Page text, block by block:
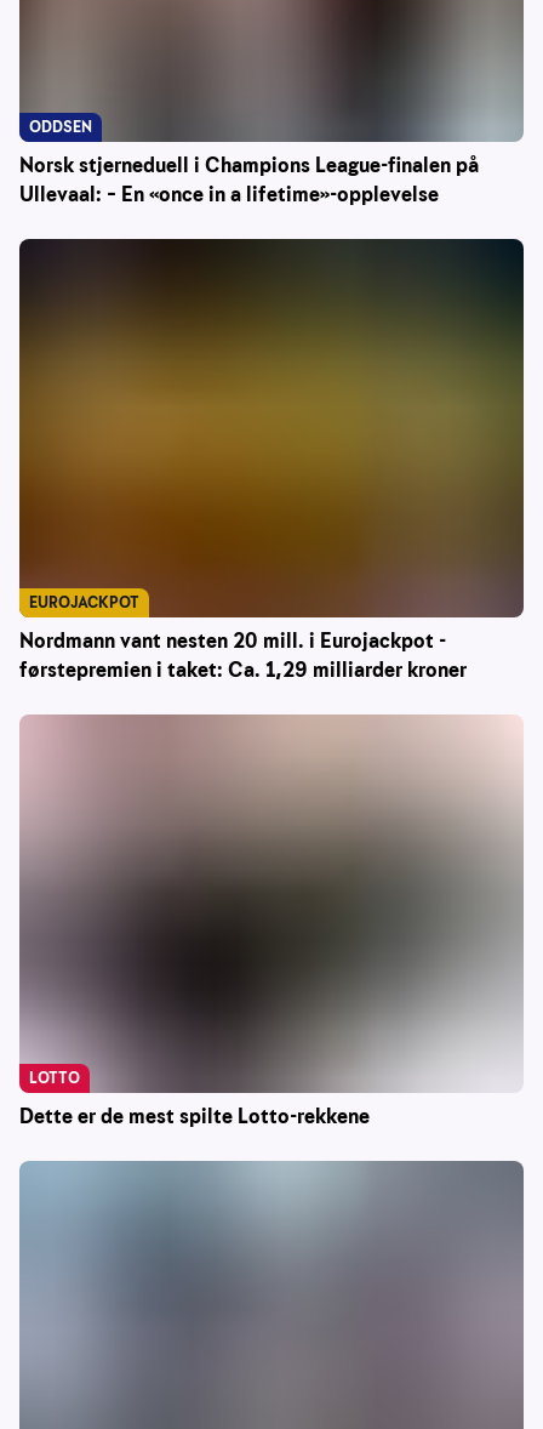
Norsk stjerneduell i Champions League-finalen på
Ullevaal: – En «once in a lifetime»-opplevelse
ODDSEN
Nordmann vant nesten 20 mill. i Eurojackpot -
førstepremien i taket: Ca. 1,29 milliarder kroner
EUROJACKPOT
Dette er de mest spilte Lotto-rekkene
LOTTO